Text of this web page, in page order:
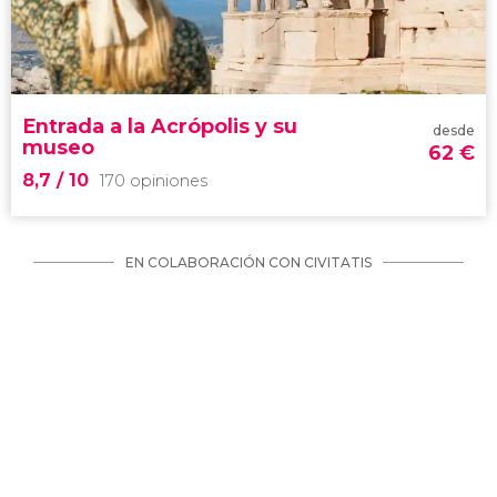
entrada al Museo de la Acrópolis
Entrada a la Acrópolis y su
museo
8,7 / 10 170 opiniones
desde
62 €
EN COLABORACIÓN CON CIVITATIS